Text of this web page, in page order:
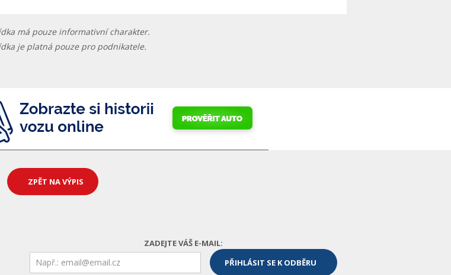
má pouze informativní charakter.
je platná pouze pro podnikatele.
ZPĚT NA VÝPIS
ZADEJTE VÁŠ E-MAIL: